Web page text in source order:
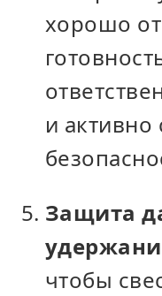
хорошо
и активно
Защита
чтобы